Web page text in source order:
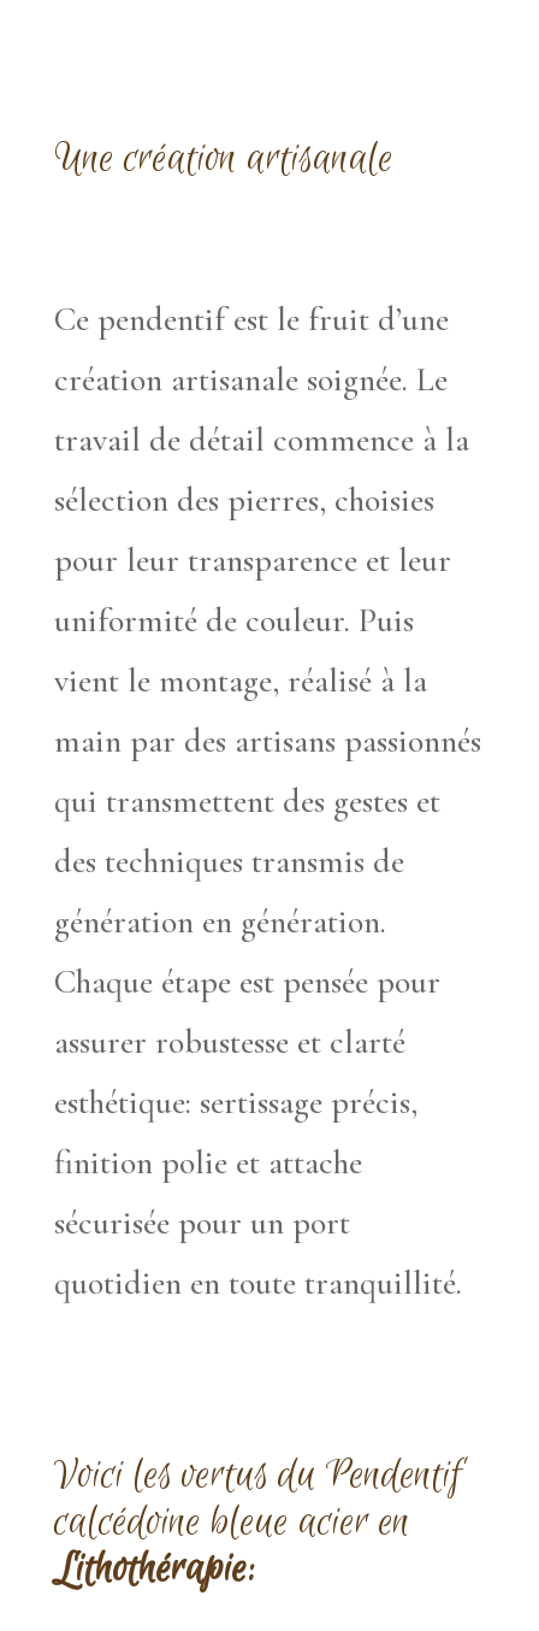
Une création artisanale
Ce pendentif est le fruit d’une
création artisanale soignée. Le
travail de détail commence à la
sélection des pierres, choisies
pour leur transparence et leur
uniformité de couleur. Puis
vient le montage, réalisé à la
main par des artisans passionnés
qui transmettent des gestes et
des techniques transmis de
génération en génération.
Chaque étape est pensée pour
assurer robustesse et clarté
esthétique: sertissage précis,
finition polie et attache
sécurisée pour un port
quotidien en toute tranquillité.
Voici les vertus du Pendentif
calcédoine bleue acier en
Lithothérapie: